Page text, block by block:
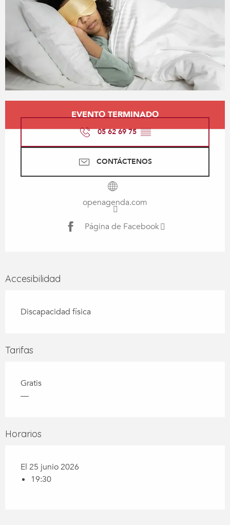
Horarios y datos de contacto
EVENTO TERMINADO
05 62 69 75▒▒
CONTÁCTENOS
openagenda.com
Página de Facebook
Accesibilidad
Discapacidad física
Tarifas
Gratis
—
Horarios
El 25 junio 2026
19:30